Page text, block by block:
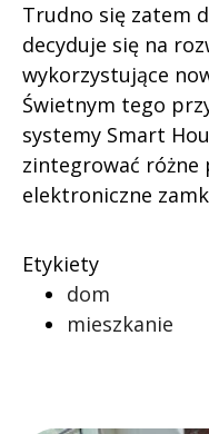
Trudno się zatem
decyduje się na
wykorzystujące
Świetnym tego
systemy Smart
zintegrować
elektroniczne
Etykiety
dom
mieszkanie